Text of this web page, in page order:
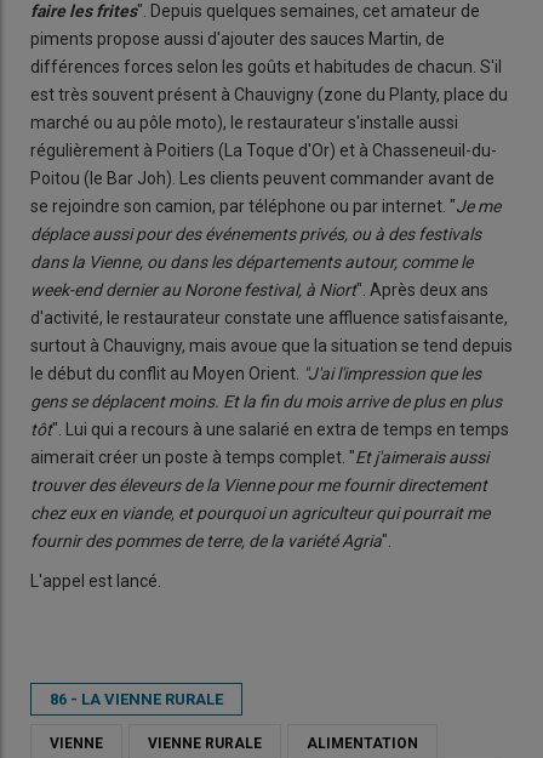
faire les frites". Depuis quelques semaines, cet amateur de
piments propose aussi d'ajouter des sauces Martin, de
différences forces selon les goûts et habitudes de chacun. S'il
est très souvent présent à Chauvigny (zone du Planty, place du
marché ou au pôle moto), le restaurateur s'installe aussi
régulièrement à Poitiers (La Toque d'Or) et à Chasseneuil-du-
Poitou (le Bar Joh). Les clients peuvent commander avant de
se rejoindre son camion, par téléphone ou par internet. "Je me
déplace aussi pour des événements privés, ou à des festivals
dans la Vienne, ou dans les départements autour, comme le
week-end dernier au Norone festival, à Niort". Après deux ans
d'activité, le restaurateur constate une affluence satisfaisante,
surtout à Chauvigny, mais avoue que la situation se tend depuis
le début du conflit au Moyen Orient. "J'ai l'impression que les
gensse déplacent moins. Et la fin du mois arrive de plus en plus
tôt". Lui qui a recours à une salarié en extra de temps en temps
aimerait créer un poste à temps complet. "Et j'aimerais aussi
trouver des éleveurs de la Vienne pour me fournir directement
chez eux en viande, et pourquoi un agriculteur qui pourrait me
fournir des pommes de terre, de la variété Agria".
L'appel est lancé.
86 - LA VIENNE RURALE
VIENNE VIENNE RURALE ALIMENTATION